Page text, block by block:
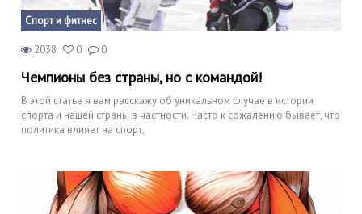
Спорт и фитнес
2038 0 0
Чемпионы без страны, но с командой!
В этой статье я вам расскажу об уникальном случае в истории
спорта и нашей страны в частности. Часто к сожалению бывает, что
политика влияет на спорт,